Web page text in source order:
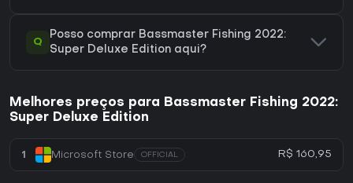
Q
Posso comprar Bassmaster Fishing 2022:
Super Deluxe Edition aqui?
Melhores preços para Bassmaster Fishing 2022:
Super Deluxe Edition
1 Microsoft Store OFFICIAL R$ 160,95